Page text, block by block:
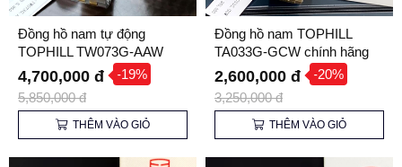
Đồng hồ nam tự động
TOPHILL TW073G-AAW
chính hãng
4,700,000 đ -19%
5,850,000 đ
THÊM VÀO GIỎ
Đồng hồ nam TOPHILL
TA033G-GCW chính hãng
2,600,000 đ -20%
3,250,000 đ
THÊM VÀO GIỎ